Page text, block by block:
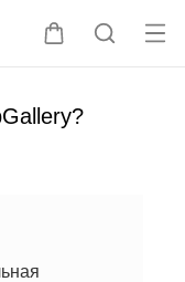
Щ
а
П
От